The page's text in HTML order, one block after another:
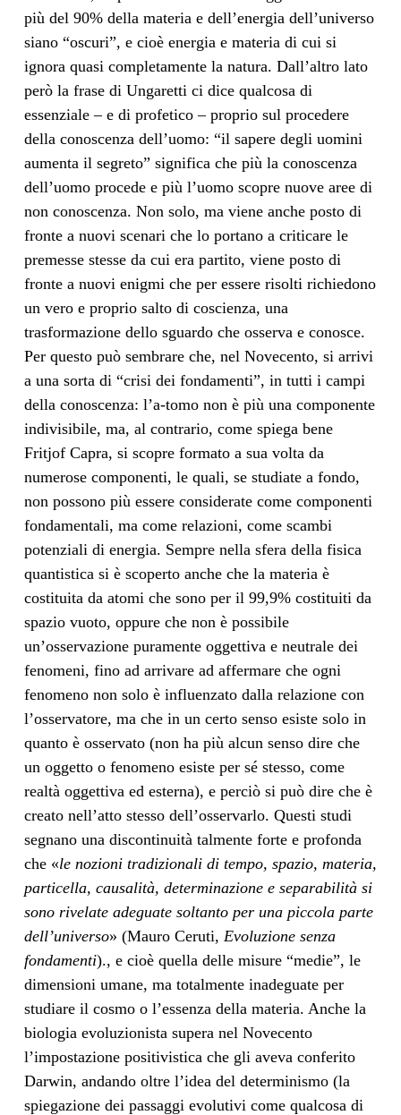
più del 90% della materia e dell’energia dell’universo
siano “oscuri”, e cioè energia e materia di cui si
ignora quasi completamente la natura. Dall’altro lato
però la frase di Ungaretti ci dice qualcosa di
essenziale – e di profetico – proprio sul procedere
della conoscenza dell’uomo: “il sapere degli uomini
aumenta il segreto” significa che più la conoscenza
dell’uomo procede e più l’uomo scopre nuove aree di
non conoscenza. Non solo, ma viene anche posto di
fronte a nuovi scenari che lo portano a criticare le
premesse stesse da cui era partito, viene posto di
fronte a nuovi enigmi che per essere risolti richiedono
un vero e proprio salto di coscienza, una
trasformazione dello sguardo che osserva e conosce.
Per questo può sembrare che, nel Novecento, si arrivi
a una sorta di “crisi dei fondamenti”, in tutti i campi
della conoscenza: l’a-tomo non è più una componente
indivisibile, ma, al contrario, come spiega bene
Fritjof Capra, si scopre formato a sua volta da
numerose componenti, le quali, se studiate a fondo,
non possono più essere considerate come componenti
fondamentali, ma come relazioni, come scambi
potenziali di energia. Sempre nella sfera della fisica
quantistica si è scoperto anche che la materia è
costituita da atomi che sono per il 99,9% costituiti da
spazio vuoto, oppure che non è possibile
un’osservazione puramente oggettiva e neutrale dei
fenomeni, fino ad arrivare ad affermare che ogni
fenomeno non solo è influenzato dalla relazione con
l’osservatore, ma che in un certo senso esiste solo in
quanto è osservato (non ha più alcun senso dire che
un oggetto o fenomeno esiste per sé stesso, come
realtà oggettiva ed esterna), e perciò si può dire che è
creato nell’atto stesso dell’osservarlo. Questi studi
segnano una discontinuità talmente forte e profonda
che «le nozioni tradizionali di tempo, spazio, materia,
particella, causalità, determinazione e separabilità si
sono rivelate adeguate soltanto per una piccola parte
dell’universo» (Mauro Ceruti, Evoluzione senza
fondamenti)., e cioè quella delle misure “medie”, le
dimensioni umane, ma totalmente inadeguate per
studiare il cosmo o l’essenza della materia. Anche la
biologia evoluzionista supera nel Novecento
l’impostazione positivistica che gli aveva conferito
Darwin, andando oltre l’idea del determinismo (la
spiegazione dei passaggi evolutivi come qualcosa di